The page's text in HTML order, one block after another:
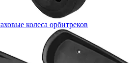
колеса орбитреков